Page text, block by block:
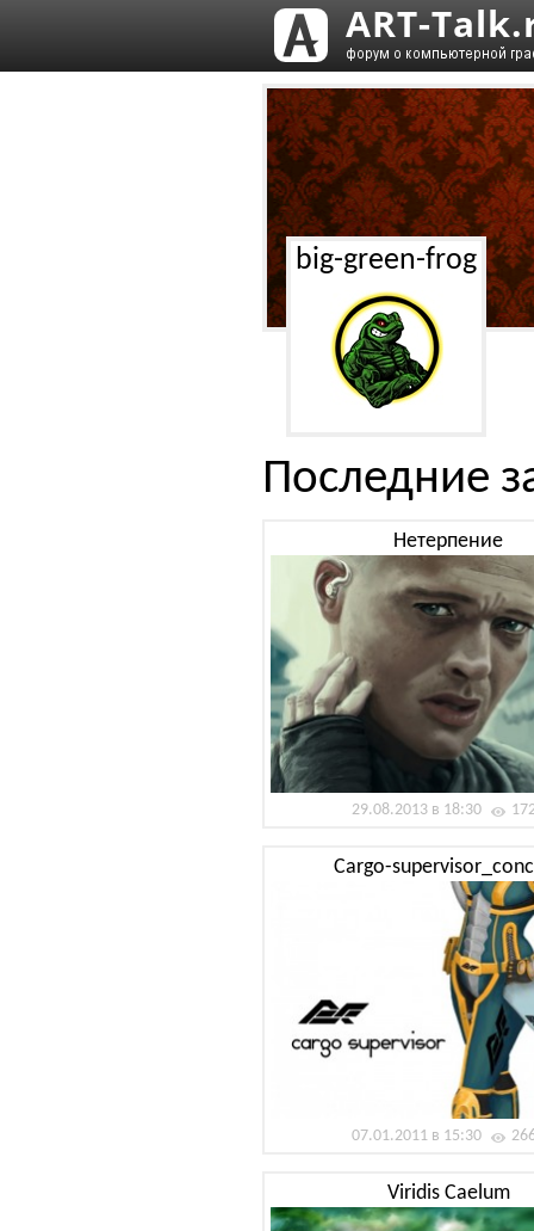
big-green-frog
Последние
Нетерпение
29.08.2013 в 18:30
Cargo-
07.01.2011 в 15:30
Viridis Caelum